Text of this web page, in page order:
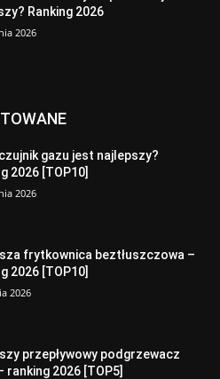
Ranking 2026
2026
gazu jest najlepszy?
2026 [TOP10]
2026
frytkownica beztłuszczowa –
2026 [TOP10]
2026
przepływowy podgrzewacz
ranking 2026 [TOP5]